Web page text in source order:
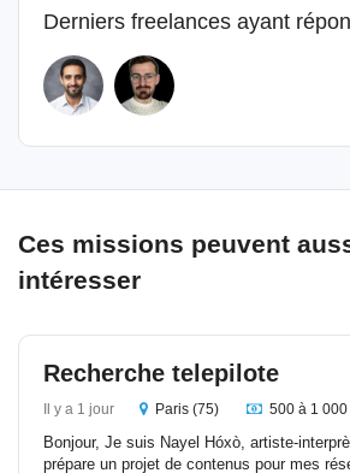
Derniers freelances ayant
Ces missions peuvent
intéresser
Recherche telepilote
Il y a 1 jour Paris (75) 500 à 1 000
Bonjour, Je suis Nayel Hóxò, artiste-
prépare un projet de contenus pour mes